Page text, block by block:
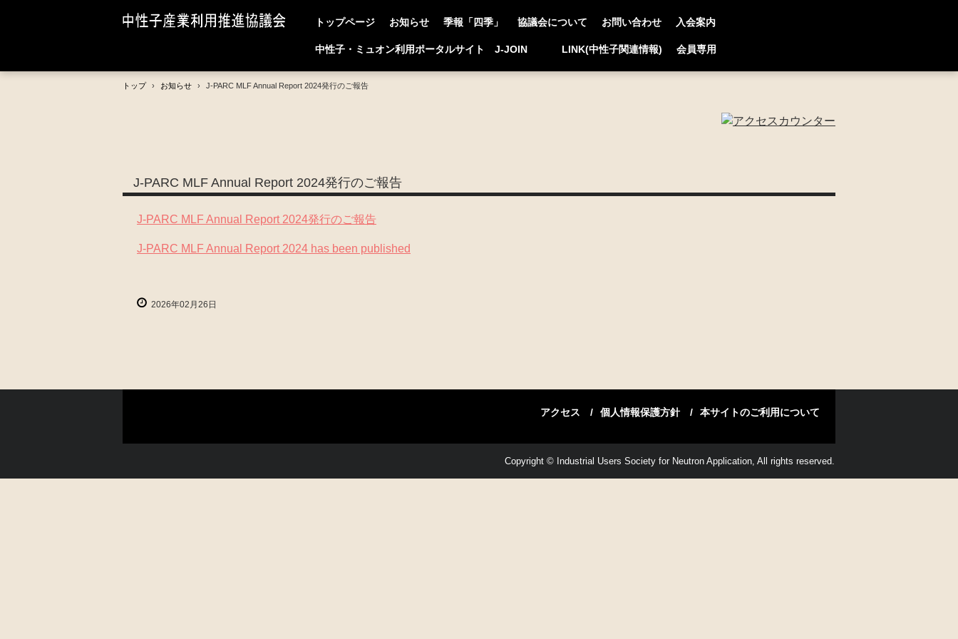
トップページ お知らせ 季報「四季」 協議会について お問い合わせ 入会案内
中性子・ミュオン利用ポータルサイト J-JOIN LINK(中性子関連情報) 会員専用
トップ › お知らせ › J‐PARC MLF Annual Report 2024発行のご報告
J‐PARC MLF Annual Report 2024発行のご報告
J‐PARC MLF Annual Report 2024発行のご報告
J‐PARC MLF Annual Report 2024 has been published
2026年02月26日
アクセス 個人情報保護方針 本サイトのご利用について
Copyright © Industrial Users Society for Neutron Application, All rights reserved.